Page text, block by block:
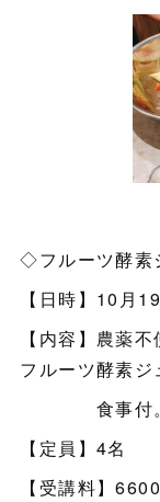
◇フルーツ酵素
【日時】10月
【内容】農薬
フルーツ酵素ジ
食事付。
【定員】4名
【受講料】